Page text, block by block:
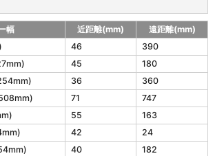
幅 近距離(mm)
遠距離(mm)
46
390
45
180
36
360
71
747
55
163
42
24
40
182